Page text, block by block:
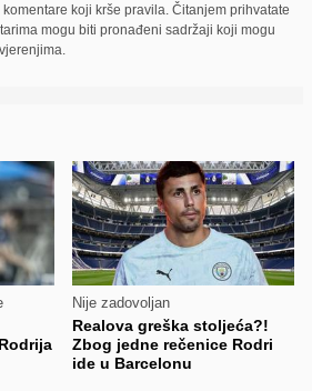
koji krše pravila. Čitanjem prihvatate
mogu biti pronađeni sadržaji koji mogu
Nije zadovoljan
Realova greška stoljeća?!
Zbog jedne rečenice Rodri
ide u Barcelonu